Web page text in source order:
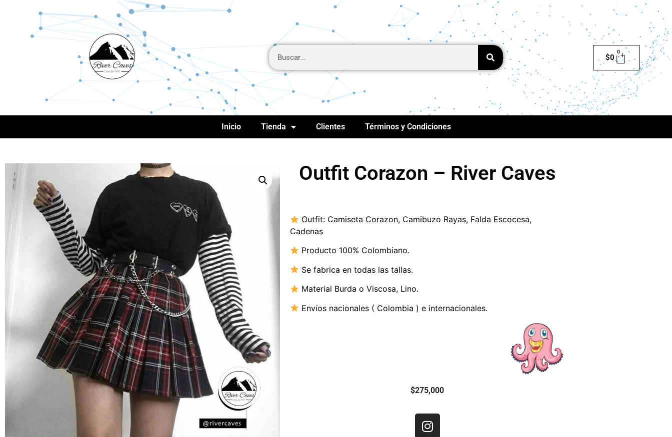
$0
0
Inicio Tienda Clientes Términos y Condiciones
Outfit Corazon – River Caves
Outfit: Camiseta Corazon, Camibuzo Rayas, Falda Escocesa,
Cadenas
Producto 100% Colombiano.
Se fabrica en todas las tallas.
Material Burda o Viscosa, Lino.
Envíos nacionales ( Colombia ) e internacionales.
$275,000